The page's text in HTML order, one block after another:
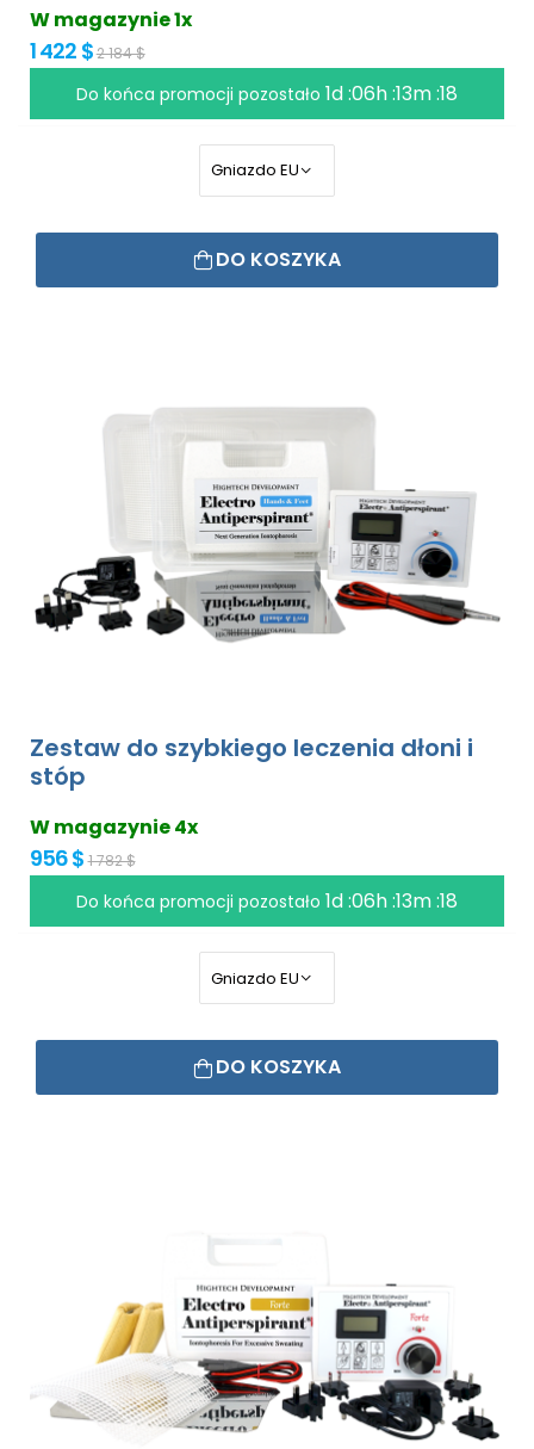
W magazynie 1x
1 422 $2 184 $
Do końca promocji pozostało 1d :06h :13m :18
DO KOSZYKA
Zestaw do szybkiego leczenia dłoni i
stóp
W magazynie 4x
956 $ 1 782 $
Do końca promocji pozostało 1d :06h :13m :18
DO KOSZYKA